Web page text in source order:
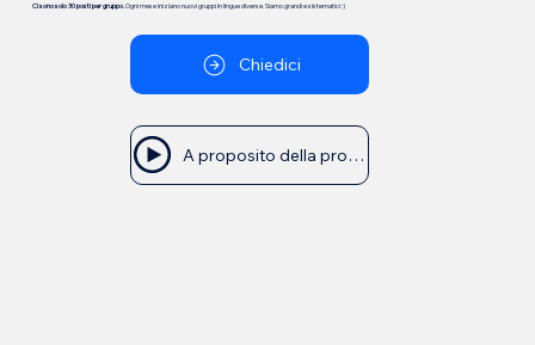
Ci sono solo 30 posti per gruppo. Ogni mese iniziano nuovi gruppi in lingue diverse. Siamo grandi e sistematici :)
Chiedici
A proposito della professione